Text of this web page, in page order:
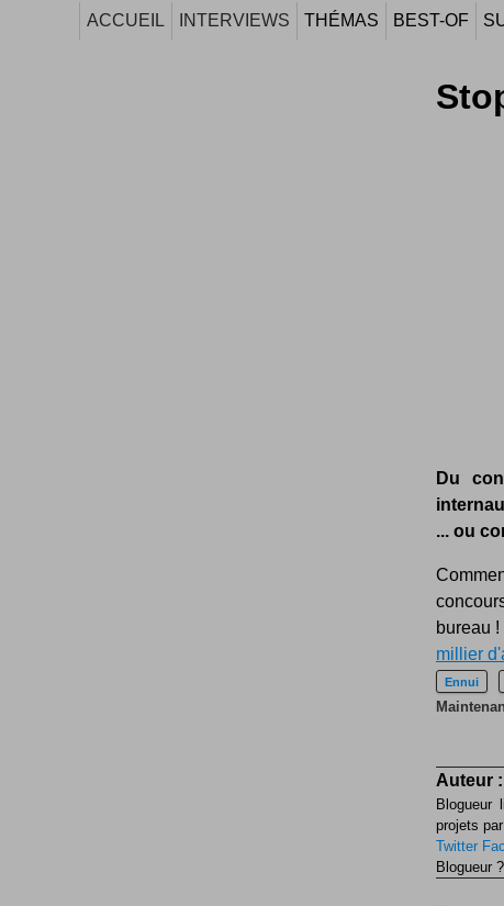
ACCUEIL INTERVIEWS THÉMAS BEST-OF
Du
... ou
bureau
millier
Ennui
Auteur :
Blogueur
projets
Twitter
Blogueur